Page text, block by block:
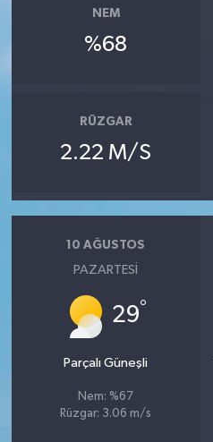
NEM
%68
RÜZGAR
2.22 M/S
10 AĞUSTOS
PAZARTESI
29°
Parçalı Güneşli
Nem: %67
Rüzgar: 3.06 m/s